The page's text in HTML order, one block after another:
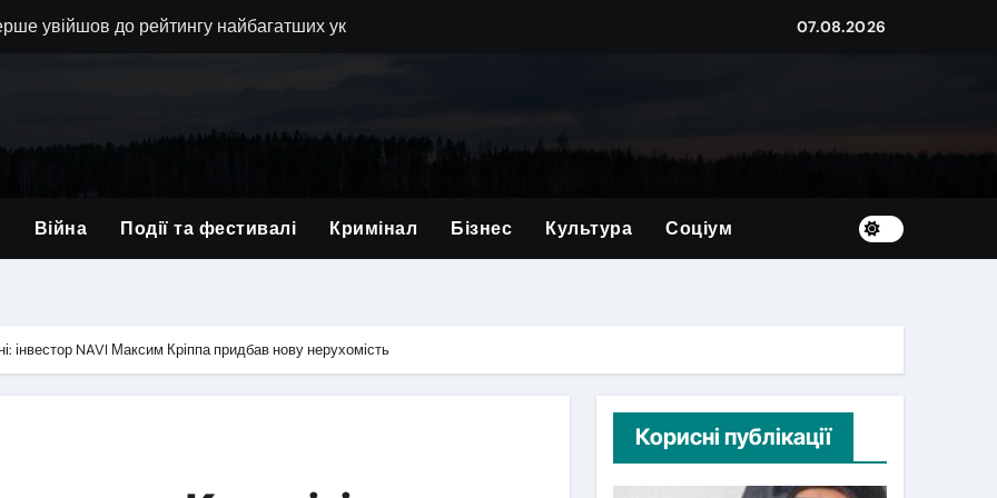
увійшов до рейтингу найбагатших українців NV
обшуки у компанії-імпортера дронів та її власника
позиції львівської 80-ї бригади і вручив нагороди військовим
— у липні зупинилося серце військового з Львівщини
07.08.2026
Війна Події та фестивалі Кримінал Бізнес Культура Соціум
інвестор NAVI Максим Кріппа придбав нову нерухомість
Корисні публікації